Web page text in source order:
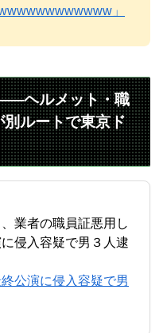
」
ヘルメット・職
ルートで東京ド
業者の職員証悪用し
侵入容疑で男３人逮
公演に侵入容疑で男